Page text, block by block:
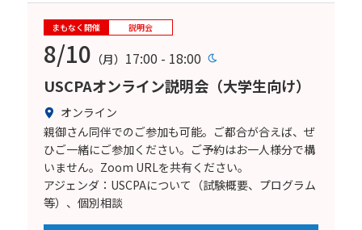
まもなく開催 説明会
8/10 （月） 17:00 - 18:00
USCPAオンライン説明会（大学生向け）
オンライン
親御さん同伴でのご参加も可能。ご都合が合えば、ぜ
ひご一緒にご参加ください。ご予約はお一人様分で構
いません。Zoom URLを共有ください。
アジェンダ：USCPAについて（試験概要、プログラム
等）、個別相談